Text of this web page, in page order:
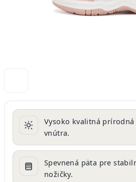
Vysoko kvalitná prírodná
vnútra.
Spevnená päta pre
nožičky.